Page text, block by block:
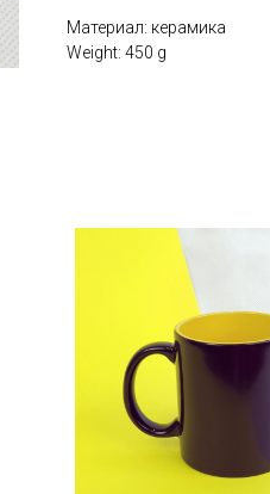
Материал: керамика
Weight: 450 g